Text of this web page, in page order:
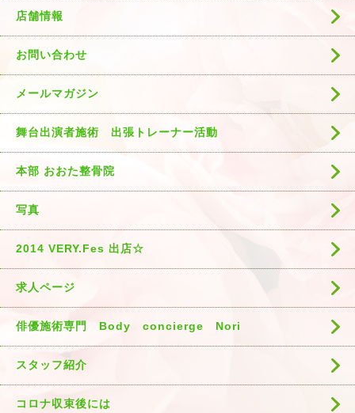
店舗情報
お問い合わせ
メールマガジン
舞台出演者施術 出張トレーナー活動
本部 おおた整骨院
写真
2014 VERY.Fes 出店☆
求人ページ
俳優施術専門 Body concierge Nori
スタッフ紹介
コロナ収束後には